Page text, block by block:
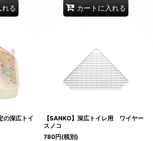
る カートに入れる
の深広トイ
【SANKO】深広トイレ用 ワイヤー
スノコ
780円(税別)